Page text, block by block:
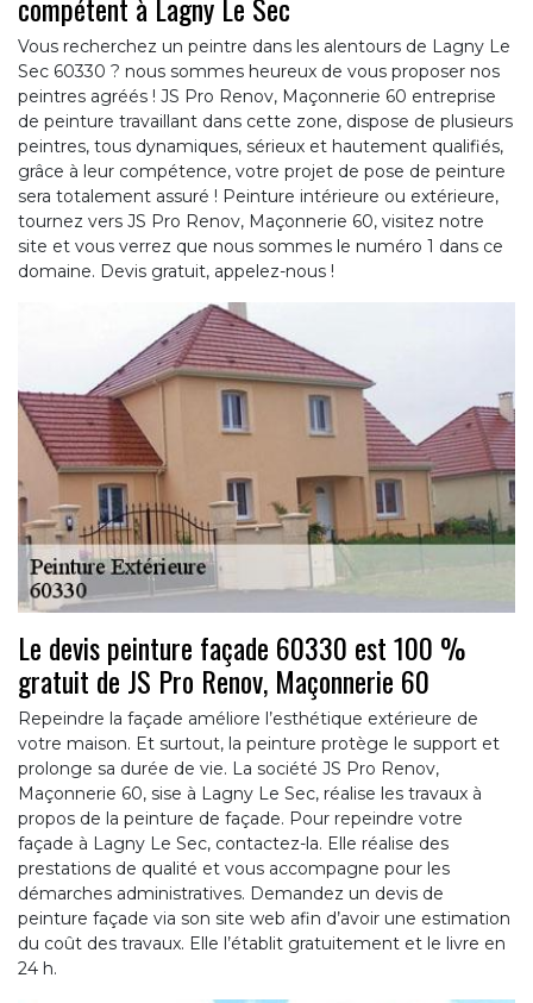
compétent à Lagny Le Sec
Vous recherchez un peintre dans les alentours de Lagny Le
Sec 60330 ? nous sommes heureux de vous proposer nos
peintres agréés ! JS Pro Renov, Maçonnerie 60 entreprise
de peinture travaillant dans cette zone, dispose de plusieurs
peintres, tous dynamiques, sérieux et hautement qualifiés,
grâce à leur compétence, votre projet de pose de peinture
sera totalement assuré ! Peinture intérieure ou extérieure,
tournez vers JS Pro Renov, Maçonnerie 60, visitez notre
site et vous verrez que nous sommes le numéro 1 dans ce
domaine. Devis gratuit, appelez-nous !
Le devis peinture façade 60330 est 100 %
gratuit de JS Pro Renov, Maçonnerie 60
Repeindre la façade améliore l’esthétique extérieure de
votre maison. Et surtout, la peinture protège le support et
prolonge sa durée de vie. La société JS Pro Renov,
Maçonnerie 60, sise à Lagny Le Sec, réalise les travaux à
propos de la peinture de façade. Pour repeindre votre
façade à Lagny Le Sec, contactez-la. Elle réalise des
prestations de qualité et vous accompagne pour les
démarches administratives. Demandez un devis de
peinture façade via son site web afin d’avoir une estimation
du coût des travaux. Elle l’établit gratuitement et le livre en
24 h.